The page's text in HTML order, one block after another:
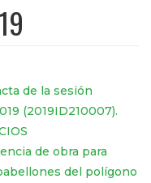
de la sesión
(2019ID210007).
de obra para
del polígono